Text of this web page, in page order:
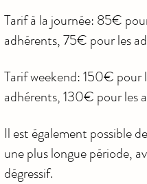
Tarif à la journée: 85€
adhérents, 75€ pour les
Tarif weekend: 150€ pour
adhérents, 130€ pour les
Il est également possible
une plus longue période,
dégressif.